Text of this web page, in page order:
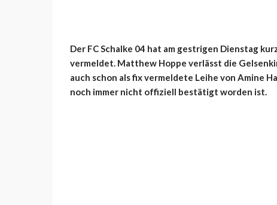
Der FC Schalke 04 hat am gestrigen Dienstag
vermeldet. Matthew Hoppe verlässt die
auch schon als fix vermeldete Leihe von Amine
noch immer nicht offiziell bestätigt worden ist.